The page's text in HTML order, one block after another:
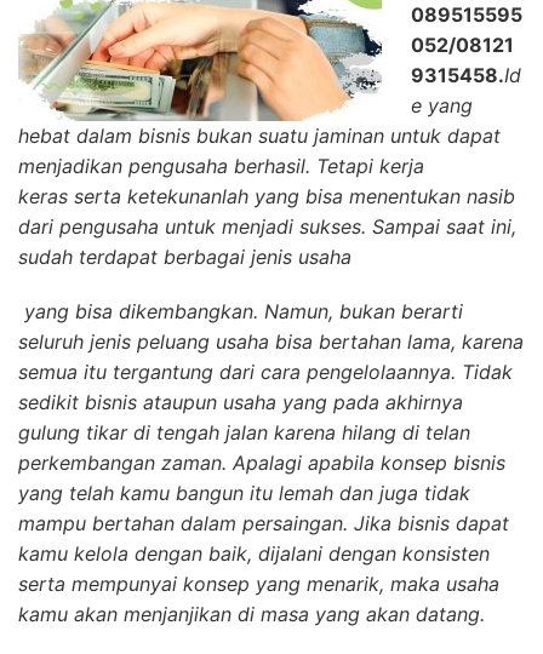
089515595
052/08121
9315458.Id
e yang
hebat dalam bisnis bukan suatu jaminan untuk dapat
menjadikan pengusaha berhasil. Tetapi kerja
keras serta ketekunanlah yang bisa menentukan nasib
dari pengusaha untuk menjadi sukses. Sampai saat ini,
sudah terdapat berbagai jenis usaha
yang bisa dikembangkan. Namun, bukan berarti
seluruh jenis peluang usaha bisa bertahan lama, karena
semua itu tergantung dari cara pengelolaannya. Tidak
sedikit bisnis ataupun usaha yang pada akhirnya
gulung tikar di tengah jalan karena hilang di telan
perkembangan zaman. Apalagi apabila konsep bisnis
yang telah kamu bangun itu lemah dan juga tidak
mampu bertahan dalam persaingan. Jika bisnis dapat
kamu kelola dengan baik, dijalani dengan konsisten
serta mempunyai konsep yang menarik, maka usaha
kamu akan menjanjikan di masa yang akan datang.